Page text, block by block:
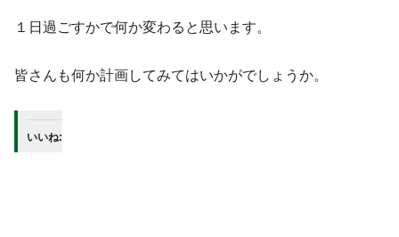
１日過ごすかで何か変わると思います。
皆さんも何か計画してみてはいかがでしょうか。
いいね: